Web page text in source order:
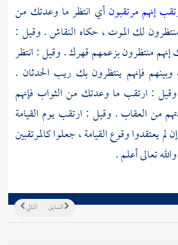
إنهم مرتقبونأي انتظر ما وعدتك من
لك الموت ، حكاه النقاش. وقيل :
إنهم منتظرون بزعمهم قهرك . وقيل : انتظر
وبينهم فإنهم ينتظرون بك ريب الحدثان .
: ارتقب ما وعدتك من الثواب فإنهم
من العقاب . وقيل : ارتقب يوم القيامة
لم يعتقدوا وقوع القيامة ، جعلوا كالمرتقبين
تعالى أعلم .
التالي السابق